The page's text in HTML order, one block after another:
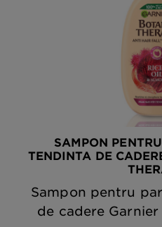
SAMPON
TENDINTA DE
Sampon pentru
de cadere